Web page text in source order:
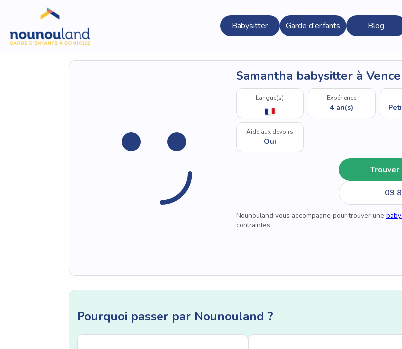
Babysitter Garde d'enfants Blog
Samantha babysitter à Vence
Langue(s) Expérience
4 an(s)
Aide aux devoirs
Oui
09
Nounouland vous accompagne pour trouver une
contraintes.
Pourquoi passer par Nounouland ?